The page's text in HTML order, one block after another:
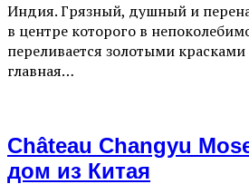
Индия. Грязный, душный и
в центре которого в
переливается золотыми
главная…
Château Changyu
дом из Китая